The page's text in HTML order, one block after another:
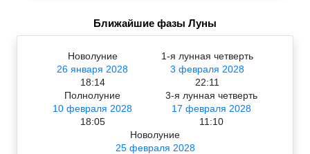
Ближайшие фазы Луны
Новолуние
26 января 2028
18:14
1-я лунная четверть
3 февраля 2028
22:11
Полнолуние
10 февраля 2028
18:05
3-я лунная четверть
17 февраля 2028
11:10
Новолуние
25 февраля 2028